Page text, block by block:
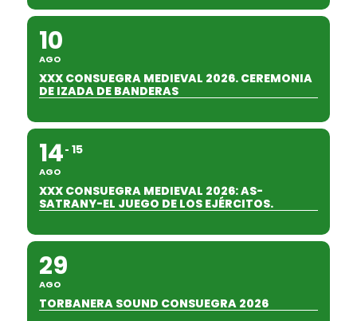
10
AGO
XXX CONSUEGRA MEDIEVAL 2026. CEREMONIA
DE IZADA DE BANDERAS
14
AGO
15
XXX CONSUEGRA MEDIEVAL 2026: AS-
SATRANY-EL JUEGO DE LOS EJÉRCITOS.
29
AGO
TORBANERA SOUND CONSUEGRA 2026